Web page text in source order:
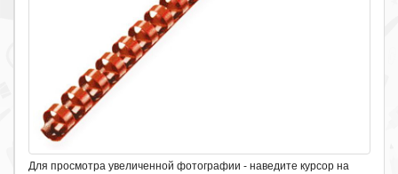
Для просмотра увеличенной фотографии - наведите курсор на